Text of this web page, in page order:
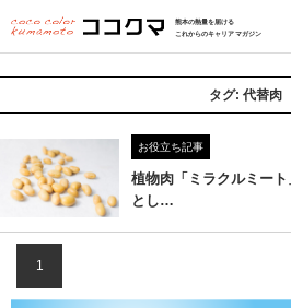
熊本の熱量を届ける
これからのキャリアマガジン
タグ: 代替肉
お役立ち記事
植物肉「ミラクルミー
とし…
1